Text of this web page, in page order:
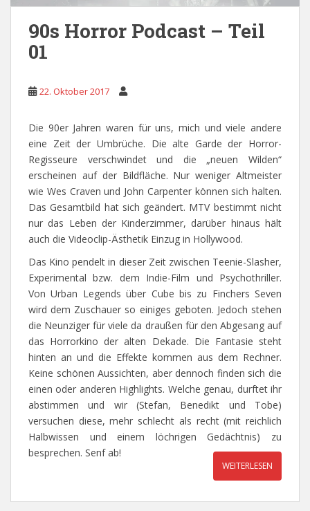
90s Horror Podcast – Teil
01
22. Oktober 2017
Die 90er Jahren waren für uns, mich und viele andere
eine Zeit der Umbrüche. Die alte Garde der Horror-
Regisseure verschwindet und die „neuen Wilden“
erscheinen auf der Bildfläche. Nur weniger Altmeister
wie Wes Craven und John Carpenter können sich halten.
Das Gesamtbild hat sich geändert. MTV bestimmt nicht
nur das Leben der Kinderzimmer, darüber hinaus hält
auch die Videoclip-Ästhetik Einzug in Hollywood.
Das Kino pendelt in dieser Zeit zwischen Teenie-Slasher,
Experimental bzw. dem Indie-Film und Psychothriller.
Von Urban Legends über Cube bis zu Finchers Seven
wird dem Zuschauer so einiges geboten. Jedoch stehen
die Neunziger für viele da draußen für den Abgesang auf
das Horrorkino der alten Dekade. Die Fantasie steht
hinten an und die Effekte kommen aus dem Rechner.
Keine schönen Aussichten, aber dennoch finden sich die
einen oder anderen Highlights. Welche genau, durftet ihr
abstimmen und wir (Stefan, Benedikt und Tobe)
versuchen diese, mehr schlecht als recht (mit reichlich
Halbwissen und einem löchrigen Gedächtnis) zu
besprechen. Senf ab!
WEITERLESEN